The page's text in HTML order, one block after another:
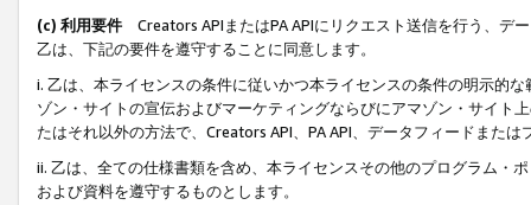
(c) 利用要件 Creators APIまたはPA APIにリクエスト送信を行う、デ
乙は、下記の要件を遵守することに同意します。
i. 乙は、本ライセンスの条件に従いかつ本ライセンスの条件の明示的
ゾン・サイトの宣伝およびマーケティングならびにアマゾン・サイト
たはそれ以外の方法で、Creators API、PA API、データフィードまた
ii. 乙は、全ての仕様書類を含め、本ライセンスその他のプログラム・
および資料を遵守するものとします。